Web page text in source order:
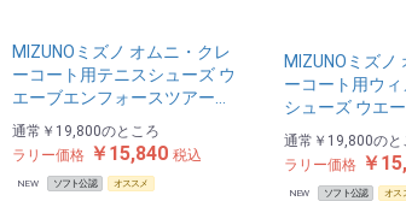
MIZUNOミズノ オムニ・クレ
ーコート用テニスシューズ ウ
エーブエンフォースツアー…
通常 ￥19,800のところ
ラリー価格 ￥15,840税込
NEW ソフト公認 オススメ
MIZUNOミズノ
ーコート用ウ
シューズ ウエ
通常 ￥19,800のと
ラリー価格￥
NEW ソフト公認 オス